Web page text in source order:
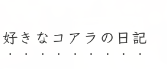
きなコアラの日記